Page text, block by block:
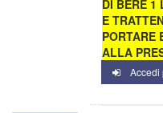
DI BERE 1
E
PORTARE
ALLA
Accedi